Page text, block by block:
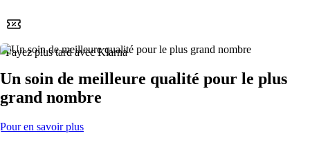
Payez plus tard avec Klarna
Un soin de meilleure qualité pour le plus
grand nombre
Pour en savoir plus